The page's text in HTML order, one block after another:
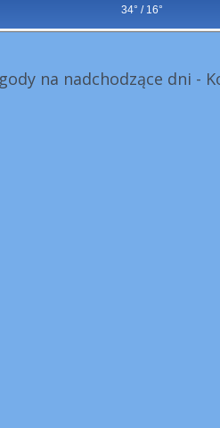
34° / 16°
na nadchodzące dni -